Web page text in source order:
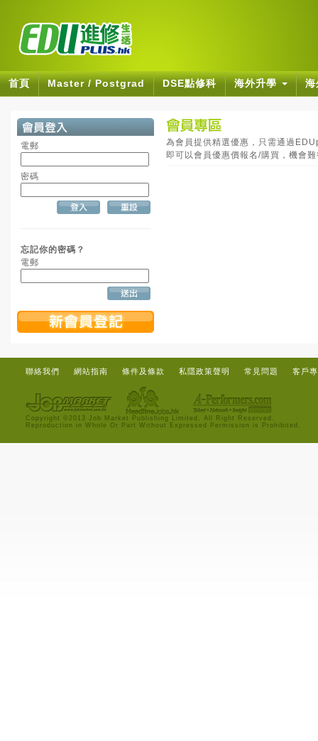
首頁 Master / Postgrad DSE點修科 海外升學
電郵
密碼
忘記你的密碼？
電郵
為會員提供精選優惠，只需通過
即可以會員優惠價報名/購買，機會
聯絡我們 網站指南 條件及條款 私隱政策聲明 常見問題 客戶
Copyright ©2013 Job Market Publishing Limited. All Right Reserved.
Reproduction in Whole Or Part Without Expressed Permission is Prohibited.